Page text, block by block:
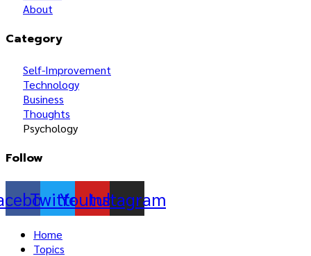
About
Category
Self-Improvement
Technology
Business
Thoughts
Psychology
Follow
TwitterYoutube
Instagram
Home
Topics